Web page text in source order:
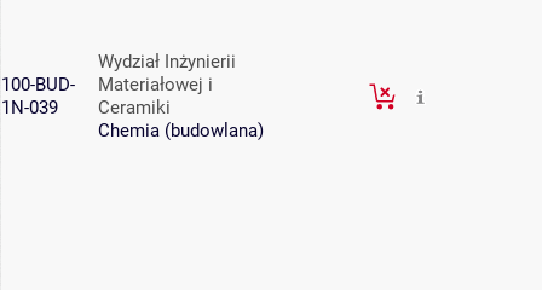
100-BUD-
1N-039
Wydział Inżynierii
Materiałowej i
Ceramiki
Chemia (budowlana)